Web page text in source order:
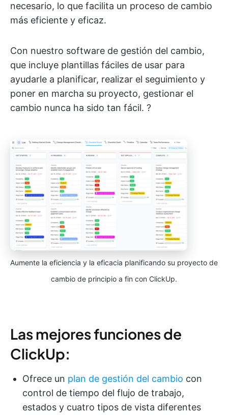
necesario, lo que facilita un proceso de cambio
más eficiente y eficaz.
Con nuestro software de gestión del cambio,
que incluye plantillas fáciles de usar para
ayudarle a planificar, realizar el seguimiento y
poner en marcha su proyecto, gestionar el
cambio nunca ha sido tan fácil. ?
Aumente la eficiencia y la eficacia planificando su proyecto de
cambio de principio a fin con ClickUp.
Las mejores funciones de
ClickUp:
Ofrece un plan de gestión del cambio con
control de tiempo del flujo de trabajo,
estados y cuatro tipos de vista diferentes